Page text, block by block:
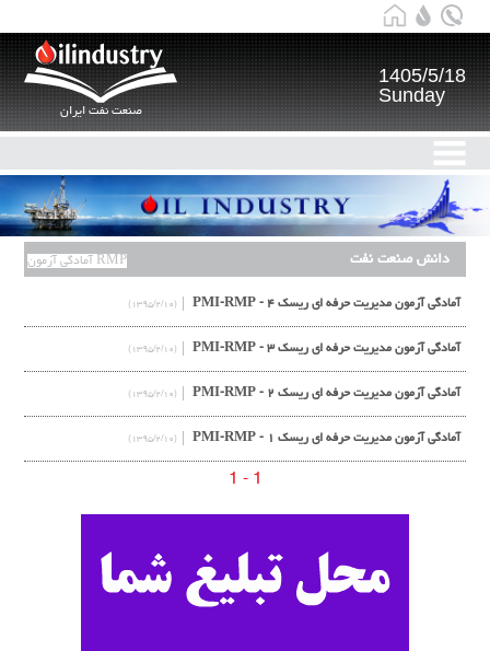
صنعت نفت ایران
1405/5/18
Sunday
دانش صنعت نفت آمادگی آزمون RMP
آمادگی آزمون مدیریت حرفه ای ریسک PMI-RMP - ۴ (۱۳۹۵/۲/۱۰)
آمادگی آزمون مدیریت حرفه ای ریسک PMI-RMP - ۳ (۱۳۹۵/۲/۱۰)
آمادگی آزمون مدیریت حرفه ای ریسک PMI-RMP - ۲ (۱۳۹۵/۲/۱۰)
آمادگی آزمون مدیریت حرفه ای ریسک PMI-RMP - ۱ (۱۳۹۵/۲/۱۰)
1 - 1